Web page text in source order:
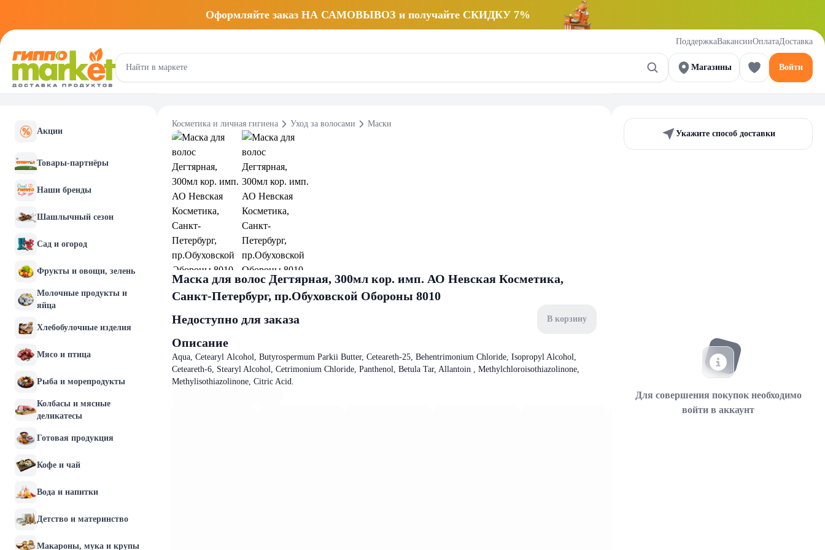
Оформляйте заказ НА САМОВЫВОЗ и получайте СКИДКУ 7%
ПоддержкаВакансииОплатаДоставка
Магазины Войти
Акции
Товары-партнёры
Наши бренды
Шашлычный сезон
Сад и огород
Фрукты и овощи, зелень
Молочные продукты и
яйца
Хлебобулочные изделия
Мясо и птица
Рыба и морепродукты
Колбасы и мясные
деликатесы
Готовая продукция
Кофе и чай
Вода и напитки
Детство и материнство
Макароны, мука и крупы
Косметика и личная гигиена Уход за волосами Маски
Маска для волос Дегтярная, 300мл кор. имп. АО Невская Косметика,
Санкт-Петербург, пр.Обуховской Обороны 8010
Недоступно для заказа
В корзину
Описание
Aqua, Cetearyl Аlcohol, Butyrospermum Parkii Butter, Ceteareth-25, Behentrimonium Chloride, Isopropyl Alcohol,
Ceteareth-6, Stearyl Alcohol, Cetrimonium Chloride, Panthenol, Betula Tar, Allantoin , Methylchloroisothiazolinone,
Methylisothiazolinone, Citric Acid.
Укажите способ доставки
Для совершения покупок необходимо
войти в аккаунт